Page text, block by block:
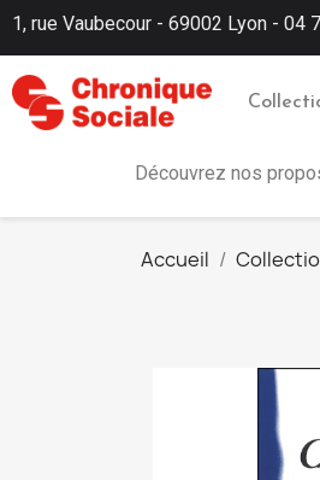
1, rue Vaubecour - 69002 Lyon - 04
Découvrez nos
Accueil